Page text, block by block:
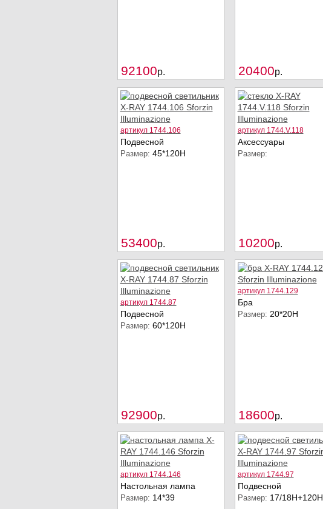
92100p. 20400p.
артикул 1744.106
Подвесной
Размер: 45*120H
53400p.
артикул 1744.V.118
Аксессуары
Размер:
10200p.
артикул 1744.87
Подвесной
Размер: 60*120Н
92900p.
артикул 1744.129
Бра
Размер: 20*20H
18600p.
артикул 1744.146
Настольная лампа
Размер: 14*39
артикул 1744.97
Подвесной
Размер: 17/18Н+120Н